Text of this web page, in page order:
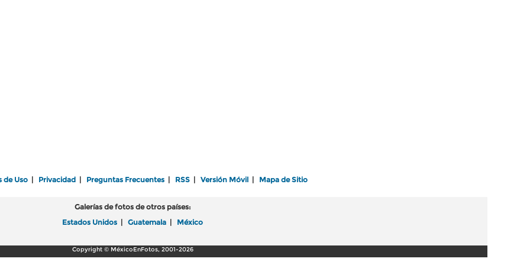
de Uso Privacidad Preguntas Frecuentes RSS Versión Móvil Mapa de Sitio
Galerías de fotos de otros países:
Estados Unidos
Guatemala México
Copyright © MéxicoEnFotos, 2001-2026